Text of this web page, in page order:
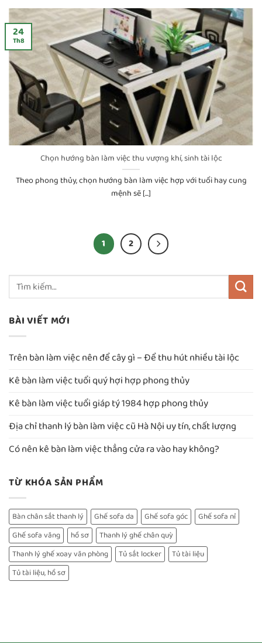
Chọn hướng bàn làm việc thu vượng khí, sinh tài lộc
Theo phong thủy, chọn hướng bàn làm việc hợp với tuổi hay cung
mệnh sẽ [...]
24
Th8
1 2
BÀI VIẾT MỚI
Trên bàn làm việc nên để cây gì – Để thu hút nhiều tài lộc
Kê bàn làm việc tuổi quý hợi hợp phong thủy
Kê bàn làm việc tuổi giáp tý 1984 hợp phong thủy
Địa chỉ thanh lý bàn làm việc cũ Hà Nội uy tín, chất lượng
Có nên kê bàn làm việc thẳng cửa ra vào hay không?
TỪ KHÓA SẢN PHẨM
Bàn chân sắt thanh lý Ghế sofa da Ghế sofa góc
Ghế sofa nỉ
Ghế sofa văng
hồ sơ
Thanh lý ghế chân quỳ
Thanh lý ghế xoay văn phòng
Tủ sắt locker
Tủ tài liệu
Tủ tài liệu, hồ sơ